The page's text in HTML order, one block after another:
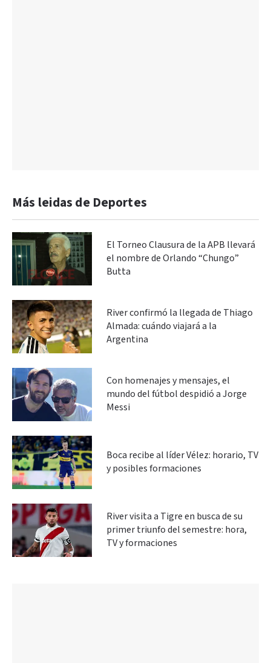
Más leidas de Deportes
El Torneo Clausura de la APB llevará
el nombre de Orlando “Chungo”
Butta
River confirmó la llegada de Thiago
Almada: cuándo viajará a la
Argentina
Con homenajes y mensajes, el
mundo del fútbol despidió a Jorge
Messi
Boca recibe al líder Vélez: horario, TV
y posibles formaciones
River visita a Tigre en busca de su
primer triunfo del semestre: hora,
TV y formaciones